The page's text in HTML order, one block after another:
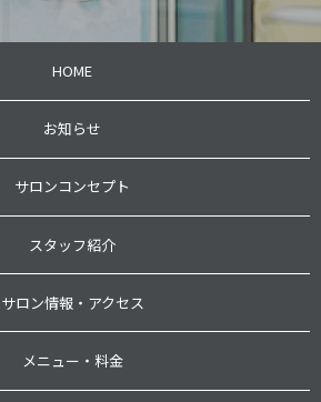
HOME
お知らせ
サロンコンセプト
スタッフ紹介
サロン情報・アクセス
メニュー・料金